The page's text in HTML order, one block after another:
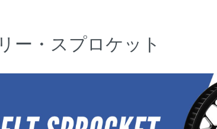
ー・スプロケット